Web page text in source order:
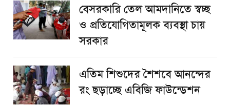
বেসরকারি তেল আমদানিতে স্বচ্ছ
ও প্রতিযোগিতামূলক ব্যবস্থা চায়
সরকার
এতিম শিশুদের শৈশবে আনন্দের
রং ছড়াচ্ছে এবিজি ফাউন্ডেশন